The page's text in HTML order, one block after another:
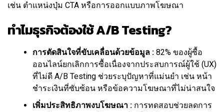
เช่น ตำแหน่งปุ่ม CTA หรือการออกแบบภาพโฆษณา
ทำไมธุรกิจต้องใช้ A/B Testing?
การตัดสินใจที่ขับเคลื่อนด้วยข้อมูล : 82% ของผู้ซื้อ
ออนไลน์ยกเลิกการซื้อเนื่องจากประสบการณ์ผู้ใช้ (UX)
ที่ไม่ดี A/B Testing ช่วยระบุปัญหาที่แม่นยำ เช่น หน้า
ชำระเงินที่ซับซ้อน หรือข้อความโฆษณาที่ไม่น่าสนใจ
เพิ่มประสิทธิภาพงบโฆษณา : การทดสอบช่วยลดการ